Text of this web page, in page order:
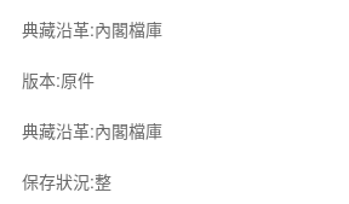
典藏沿革:內閣檔庫
版本:原件
典藏沿革:內閣檔庫
保存狀況:整